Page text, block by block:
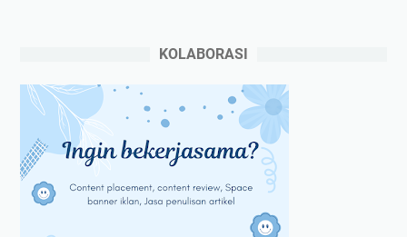
KOLABORASI